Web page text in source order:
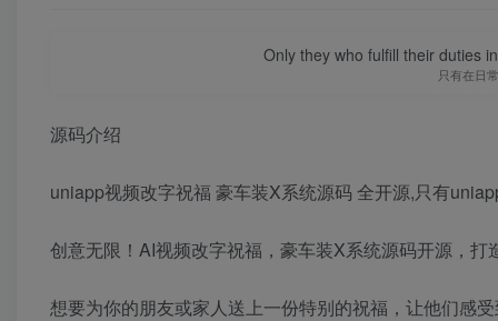
Only they who fulfill their duties
只有在日
源码介绍
uniapp视频改字祝福 豪车装X系统源码 全开源,只有
创意无限！AI视频改字祝福，豪车装X系统源码开源，打
想要为你的朋友或家人送上一份特别的祝福，让他们感